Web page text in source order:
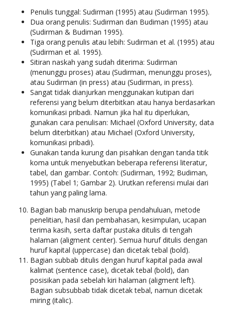
Penulis tunggal: Sudirman (1995) atau (Sudirman 1995).
Dua orang penulis: Sudirman dan Budiman (1995) atau
(Sudirman & Budiman 1995).
Tiga orang penulis atau lebih: Sudirman et al. (1995) atau
(Sudirman et al. 1995).
Sitiran naskah yang sudah diterima: Sudirman
(menunggu proses) atau (Sudirman, menunggu proses),
atau Sudirman (in press) atau (Sudirman, in press).
Sangat tidak dianjurkan menggunakan kutipan dari
referensi yang belum diterbitkan atau hanya berdasarkan
komunikasi pribadi. Namun jika hal itu diperlukan,
gunakan cara penulisan: Michael (Oxford University, data
belum diterbitkan) atau Michael (Oxford University,
komunikasi pribadi).
Gunakan tanda kurung dan pisahkan dengan tanda titik
koma untuk menyebutkan beberapa referensi literatur,
tabel, dan gambar. Contoh: (Sudirman, 1992; Budiman,
1995) (Tabel 1; Gambar 2). Urutkan referensi mulai dari
tahun yang paling lama.
Bagian bab manuskrip berupa pendahuluan, metode
penelitian, hasil dan pembahasan, kesimpulan, ucapan
terima kasih, serta daftar pustaka ditulis di tengah
halaman (aligment center). Semua huruf ditulis dengan
huruf kapital (uppercase) dan dicetak tebal (bold).
Bagian subbab ditulis dengan huruf kapital pada awal
kalimat (sentence case), dicetak tebal (bold), dan
posisikan pada sebelah kiri halaman (aligment left).
Bagian subsubbab tidak dicetak tebal, namun dicetak
miring (italic).